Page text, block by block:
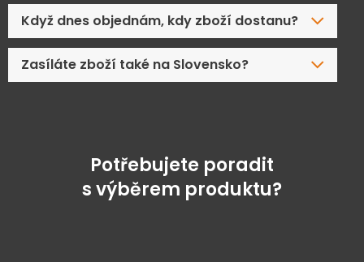
Když dnes objednám, kdy zboží dostanu?
Zasíláte zboží také na Slovensko?
Potřebujete poradit
s výběrem produktu?